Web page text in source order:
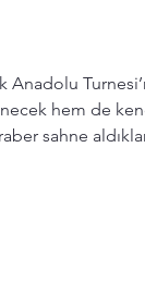
Anadolu
hem de
sahne